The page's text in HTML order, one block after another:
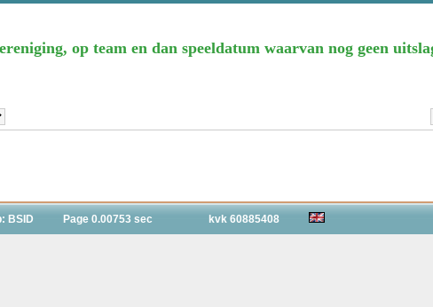
op team en dan speeldatum waarvan nog geen
BSID Page 0.00753 sec kvk 60885408